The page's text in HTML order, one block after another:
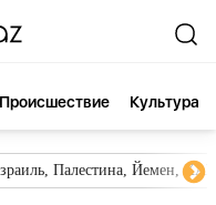
Происшествие Культура
Палестина, Йемен,